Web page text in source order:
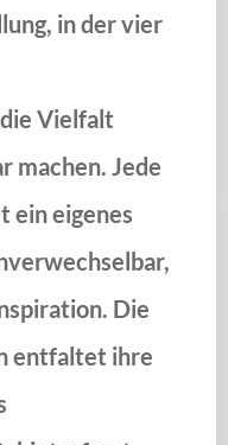
in der vier
Vielfalt
machen. Jede
ein eigenes
Die
entfaltet ihre